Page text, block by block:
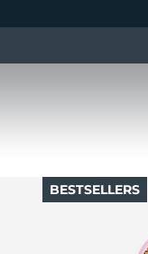
BESTSELLERS